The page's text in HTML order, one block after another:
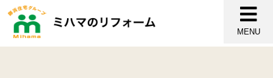
MENU